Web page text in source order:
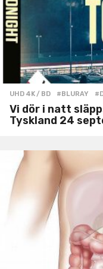
UHD 4K / BD #BLURAY ,
Vi dör i natt
Tyskland 24